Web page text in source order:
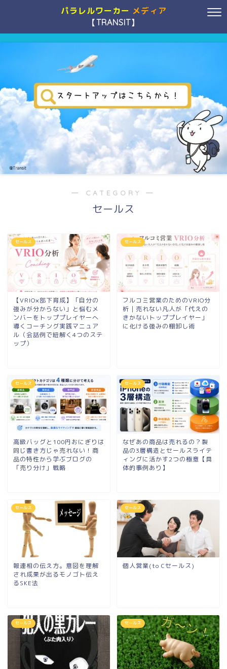
パラレルワーカー メディア
【TRANSIT】
― CATEGORY ―
セールス
セールス
【VRIO×部下育成】「自分の
強みが分からない」と悩むメ
ンバーをトッププレイヤーへ
導くコーチング実践マニュア
ル（会話例で紐解く4つのステ
ップ）
セールス
フルコミ営業のためのVRIO分
析｜売れない凡人が「代えの
きかないトッププレイヤー」
に化ける強みの棚卸し術
セールス
高級バッグと100円おにぎりは
同じ書き方じゃ売れない！商
品の特性から学ぶブログの
「売り分け」戦略
セールス
なぜあの商品は売れるの？製
品の3層構造とセールスライテ
ィングに活かす2つの極意【具
体的事例あり】
セールス
報連相の伝え方。意図を理解
され成果が出るモノゴト伝え
るSKE法
セールス
個人営業(to Cセールス)
セールス セールス